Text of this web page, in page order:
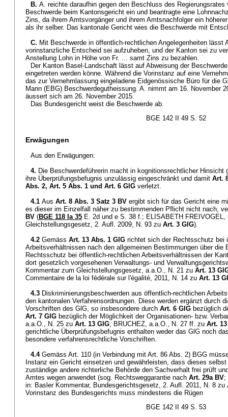
B. A. reichte daraufhin gegen den Beschluss des Regierungsrates
Beschwerde beim Kantonsgericht ein und beantragte eine
Zins, da ihrem Amtsvorgänger und ihrem Amtsnachfolger ein
als ihr selber. Das kantonale Gericht wies die Beschwerde mit
C. Mit Beschwerde in öffentlich-rechtlichen Angelegenheiten lässt
vorinstanzliche Entscheid sei aufzuheben, und der Kanton sei zu
Anstellung Lohn in Höhe von Fr. ... samt Zins zu bezahlen.
Der Kanton Basel-Landschaft lässt auf Abweisung der
eingetreten werden könne. Während die Vorinstanz auf eine
das zur Vernehmlassung eingeladene Eidgenössische Büro für die
Mann (EBG) Beschwerdegutheissung. A. nimmt am 16. November
äussert sich am 26. November 2015.
Das Bundesgericht weist die Beschwerde ab.
BGE 142 II 49 S. 52
Erwägungen
Aus den Erwägungen:
4. Die Beschwerdeführerin macht in kognitionsrechtlicher Hinsicht
ihre Überprüfungsbefugnis unzulässig eingeschränkt und damit Art.
Abs. 2, Art. 5 Abs. 1 und Art. 6 GlG verletzt.
4.1 Aus Art. 8 Abs. 3 Satz 3 BV ergibt sich für das Gericht eine
es dieser im Einzelfall näher zu bestimmenden Pflicht nicht nach,
BV (BGE 118 Ia 35 E. 2d und e S. 38 f.; ELISABETH FREIVOGEL,
Gleichstellungsgesetz, 2. Aufl. 2009, N. 93 zu Art. 3 GlG).
4.2 Gemäss Art. 13 Abs. 1 GlG richtet sich der Rechtsschutz bei
Arbeitsverhältnissen nach den allgemeinen Bestimmungen über die
Rechtsschutz bei öffentlich-rechtlichen Arbeitsverhältnissen der
dort gesetzlich vorgesehenen Verwaltungs- und
Kommentar zum Gleichstellungsgesetz, a.a.O., N. 21 zu Art. 13
Commentaire de la loi fédérale sur l'égalité, 2011, N. 14 zu Art. 13
4.3 Diskriminierungsbeschwerden aus öffentlich-rechtlichen
den kantonalen Verfahrensordnungen. Diese werden ergänzt durch
Vorschriften des GlG, so insbesondere durch Art. 6 GlG bezüglich
Art. 7 GlG bezüglich der Möglichkeit der Organisationen- bzw.
a.a.O., N. 25 zu Art. 13 GlG; BRUCHEZ, a.a.O., N. 27 ff. zu Art.
gerichtliche Überprüfungsbefugnis enthalten weder das GlG noch
besondere verfahrensrechtliche Vorschriften.
4.4 Gemäss Art. 110 (in Verbindung mit Art. 86 Abs. 2) BGG
Instanz ein Gericht einsetzen und gewährleisten, dass dieses
zuständige andere richterliche Behörde den Sachverhalt frei prüft
Amtes wegen anwendet (sog. Rechtsweggarantie nach Art. 29a BV;
in: Basler Kommentar, Bundesgerichtsgesetz, 2. Aufl. 2011, N. 8 zu
Vorinstanz des Bundesgerichts muss mindestens die Rügen
BGE 142 II 49 S. 53